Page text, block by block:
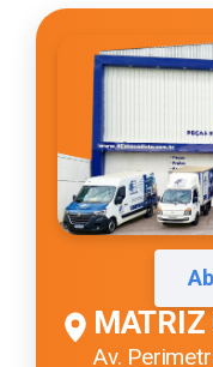
MATRIZ
Av.